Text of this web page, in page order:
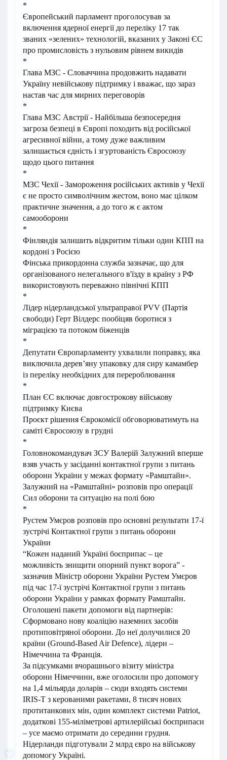
*
Європейський парламент проголосував за
включення ядерної енергії до переліку 17 так
званих «зелених» технологій, вказаних у Законі ЄС
про промисловість з нульовим рівнем викидів
*
Глава МЗС - Словаччина продовжить надавати
Україну невійськову підтримку і вважає, що зараз
настав час для мирних переговорів
*
Глава МЗС Австрії - Найбільша безпосередня
загроза безпеці в Європі походить від російської
агресивної війни, а тому дуже важливим
залишається єдність і згуртованість Євросоюзу
щодо цього питання
*
МЗС Чехії - Замороження російських активів у Чехії
є не просто символічним жестом, воно має цілком
практичне значення, а до того ж є актом
самооборони
*
Фінляндія залишить відкритим тільки один КПП на
кордоні з Росією
Фінська прикордонна служба зазначає, що для
організованого нелегального в'їзду в країну з РФ
використовують переважно північні КПП
*
Лідер нідерландської ультраправої PVV (Партія
свободи) Герт Вілдерс пообіцяв боротися з
міграцією та потоком біженців
*
Депутати Європарламенту ухвалили поправку, яка
виключила дерев’яну упаковку для сиру камамбер
із переліку необхідних для перероблювання
*
План ЄС включає довгострокову військову
підтримку Києва
Проєкт рішення Єврокомісії обговорюватимуть на
саміті Євросоюзу в грудні
*
Головнокомандувач ЗСУ Валерій Залужний вперше
взяв участь у засіданні контактної групи з питань
оборони України у межах формату «Рамштайн».
Залужний на «Рамштайні» розповів про операції
Сил оборони та ситуацію на полі бою
*
Рустем Умєров розповів про основні результати 17-ї
зустрічі Контактної групи з питань оборони
України
“Кожен наданий Україні боєприпас – це
можливість знищити опорний пункт ворога” -
зазначив Міністр оборони України Рустем Умєров
під час 17-ї зустрічі Контактної групи з питань
оборони України у рамках формату Рамштайн.
Оголошені пакети допомоги від партнерів:
Сформовано нову коаліцію наземних засобів
протиповітряної оборони. До неї долучилися 20
країни (Ground-Based Air Defence), лідери –
Німеччина та Франція.
За підсумками вчорашнього візиту міністра
оборони Німеччини, вже оголосили про допомогу
на 1,4 мільярда доларів – сюди входять системи
IRIS-T з керованими ракетами, 8 тисяч нових
протитанкових мін, один комплект системи Patriot,
додаткові 155-міліметрові артилерійські боєприпаси
– усе маємо отримати до середини грудня.
Нідерланди підготували 2 млрд євро на військову
допомогу Україні.